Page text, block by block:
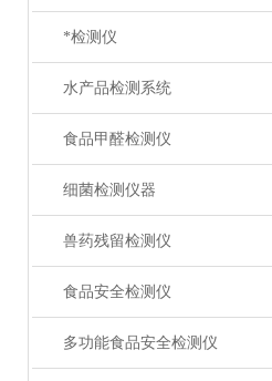
*检测仪
水产品检测系统
食品甲醛检测仪
细菌检测仪器
兽药残留检测仪
食品安全检测仪
多功能食品安全检测仪